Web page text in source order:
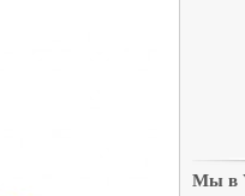
Мы в